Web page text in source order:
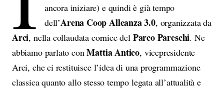
ancora iniziare) e quindi è già tempo
dell’Arena Coop Alleanza 3.0, organizzata da
Arci, nella collaudata cornice del Parco Pareschi. Ne
abbiamo parlato conMattia Antico, vicepresidente
Arci, che ci restituisce l’idea di una programmazione
classica quanto allo stesso tempo legata all’attualità e